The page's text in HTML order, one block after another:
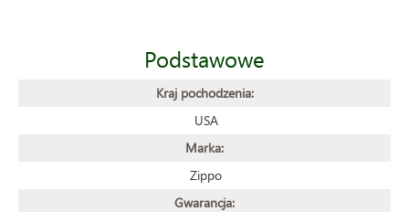
Podstawowe
Kraj pochodzenia:
USA
Marka:
Zippo
Gwarancja: